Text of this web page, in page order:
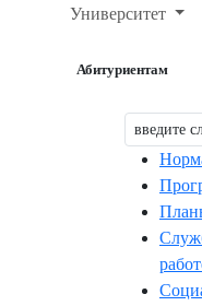
Университет
Абитуриентам